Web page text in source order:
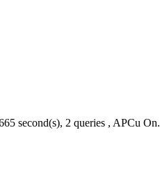
second(s), 2 queries , APCu On.